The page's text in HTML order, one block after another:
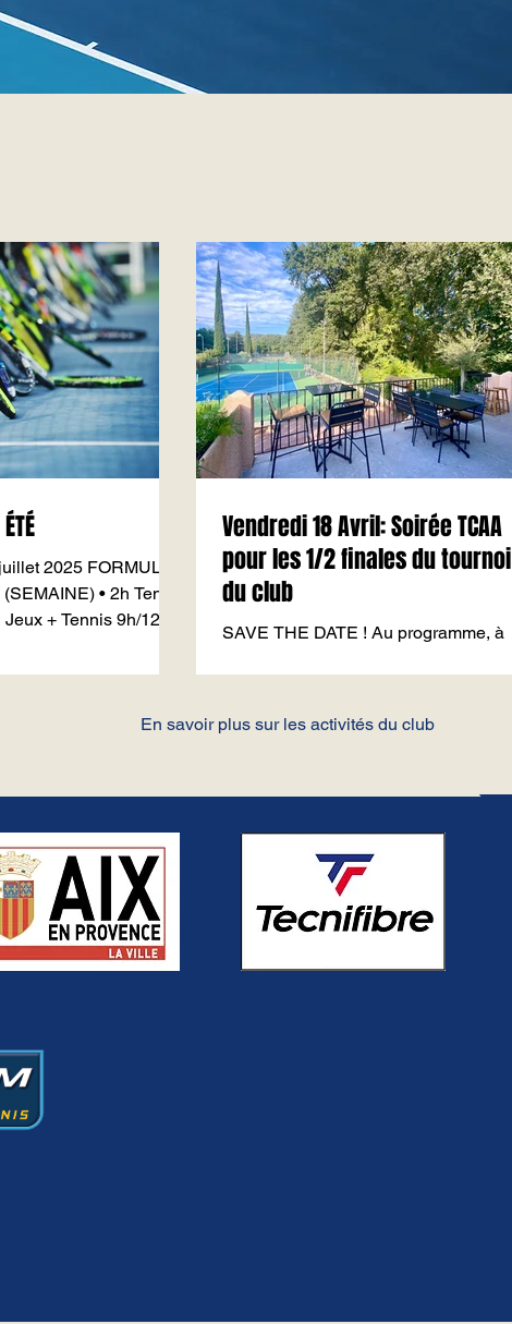
FORMULES
• 2h Tennis
Vendredi 18 Avril: Soirée TCAA
pour les 1/2 finales du tournoi
du club
SAVE THE DATE ! Au programme, à
En savoir plus sur les activités du club